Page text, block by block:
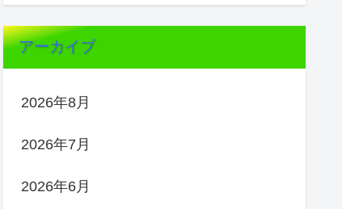
アーカイブ
2026年8月
2026年7月
2026年6月